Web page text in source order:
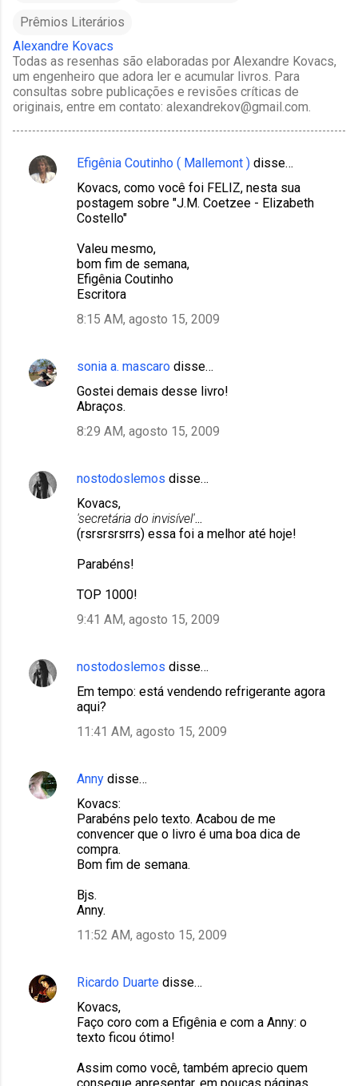
Prêmios Literários
Alexandre Kovacs
Todas as resenhas são elaboradas por Alexandre Kovacs,
um engenheiro que adora ler e acumular livros. Para
consultas sobre publicações e revisões críticas de
originais, entre em contato: alexandrekov@gmail.com.
C
o
Efigênia Coutinho ( Mallemont ) disse…
Kovacs, como você foi FELIZ, nesta sua
postagem sobre "J.M. Coetzee - Elizabeth
Costello"
Valeu mesmo,
bom fim de semana,
Efigênia Coutinho
Escritora
8:15 AM, agosto 15, 2009
sonia a. mascaro disse…
Gostei demais desse livro!
Abraços.
8:29 AM, agosto 15, 2009
nostodoslemos disse…
Kovacs,
'secretária do invisível'...
(rsrsrsrsrrs) essa foi a melhor até hoje!
Parabéns!
TOP 1000!
9:41 AM, agosto 15, 2009
nostodoslemos disse…
Em tempo: está vendendo refrigerante agora
aqui?
11:41 AM, agosto 15, 2009
Anny disse…
Kovacs:
Parabéns pelo texto. Acabou de me
convencer que o livro é uma boa dica de
compra.
Bom fim de semana.
Bjs.
Anny.
11:52 AM, agosto 15, 2009
Ricardo Duarte disse…
Kovacs,
Faço coro com a Efigênia e com a Anny: o
texto ficou ótimo!
Assim como você, também aprecio quem
consegue apresentar, em poucas páginas,